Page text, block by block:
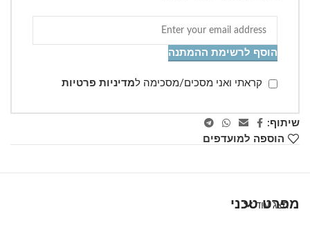
הוסף לרשימת ההמתנה
קראתי ואני מסכים/מסכימה למדיניות פרטיות
שיתוף:
הוספה למועדפים
מפרט טכני
הצג עוד